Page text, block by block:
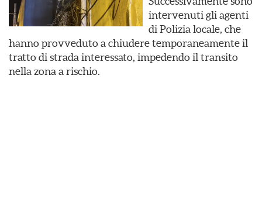
intervenuti gli agenti
di Polizia locale, che
hanno provveduto a chiudere temporaneamente il
tratto di strada interessato, impedendo il transito
nella zona a rischio.